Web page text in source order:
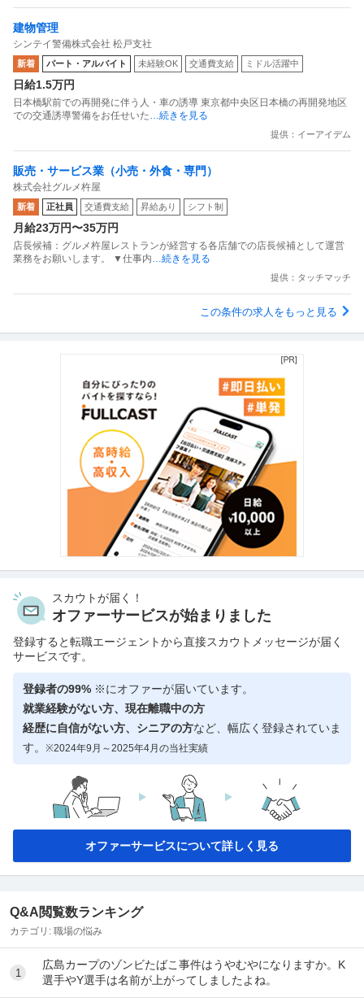
建物管理
シンテイ警備株式会社 松戸支社
新着 パート・アルバイト 未経験OK 交通費支給 ミドル活躍中
日給1.5万円
日本橋駅前での再開発に伴う人・車の誘導 東京都中央区日本橋の再開発地区
での交通誘導警備をお任せいた …続きを見る
提供：イーアイデム
販売・サービス業（小売・外食・専門）
株式会社グルメ杵屋
新着 正社員 交通費支給 昇給あり シフト制
月給23万円〜35万円
店長候補：グルメ杵屋レストランが経営する各店舗での店長候補として運営
業務をお願いします。 ▼仕事内 …続きを見る
提供：タッチマッチ
この条件の求人をもっと見る
スカウトが届く！
オファーサービスが始まりました
登録すると転職エージェントから直接スカウトメッセージが届く
サービスです。
登録者の99% ※にオファーが届いています。
就業経験がない方、現在離職中の方
経歴に自信がない方、シニアの方など、幅広く登録されていま
す。 ※2024年9月～2025年4月の当社実績
オファーサービスについて詳しく見る
Q&A閲覧数ランキング
カテゴリ: 職場の悩み
1
広島カープのゾンビたばこ事件はうやむやになりますか。K
選手やY選手は名前が上がってしましたよね。